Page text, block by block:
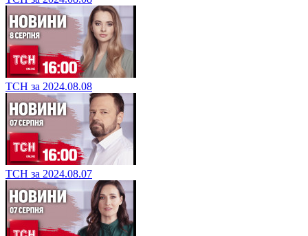
ТСН за 2024.08.08
ТСН за 2024.08.07